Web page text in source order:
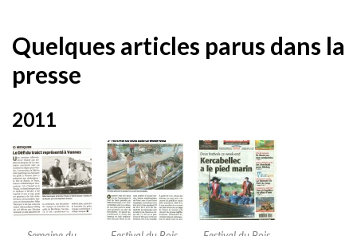
Quelques articles parus dans la
presse
2011